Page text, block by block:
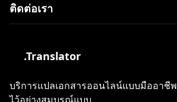
ติดต่อเรา
.Translator
บริการแปลเอกสารออนไลน์แบบมืออาชี